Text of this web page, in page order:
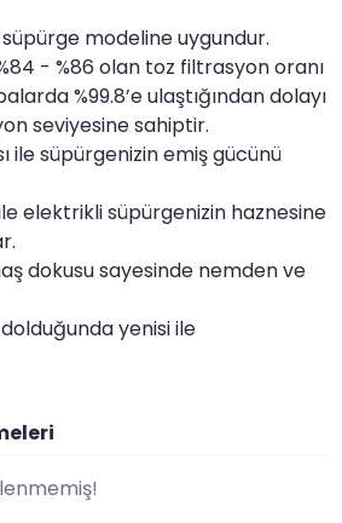
modeline uygundur.
- %86 olan toz filtrasyon oranı
%99.8’e ulaştığından dolayı
seviyesine sahiptir.
ile süpürgenizin emiş gücünü
elektrikli süpürgenizin haznesine
dokusu sayesinde nemden ve
yenisi ile